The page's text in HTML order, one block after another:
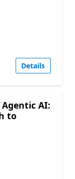
Details
AI:
to